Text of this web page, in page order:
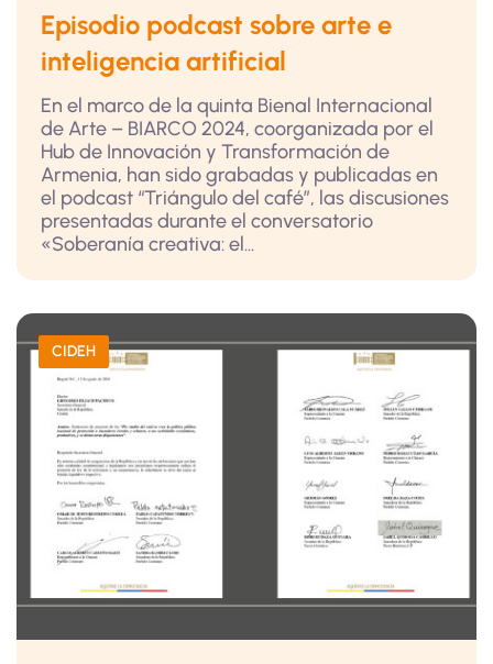
Episodio podcast sobre arte e
inteligencia artificial
En el marco de la quinta Bienal Internacional
de Arte – BIARCO 2024, coorganizada por el
Hub de Innovación y Transformación de
Armenia, han sido grabadas y publicadas en
el podcast “Triángulo del café”, las discusiones
presentadas durante el conversatorio
«Soberanía creativa: el...
CIDEH